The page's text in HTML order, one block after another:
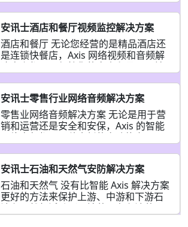
当需要快速响应时，Axis
提供智能监控。这些元素共同构成了一
个完整、经济高效且高效的安全系统，
让您可以从一个控制室监控多个站点。
重点领域 周界防护 – 你的第一道防线 实
时从几乎任何位置检测周边和空域的入
侵。使用热成像摄像机和视觉摄像机检
测、验证和识别潜在入侵者，然后使用
具有自动跟随分析功能
业房地产正在拥抱人工智能等变革性技
术， 机器学习 、物联网设备和数据分
析。这些创新影响着房地产的开发、管
理和营销方式。网络摄像机与智能分析
相结合，可用作传感器，以满足商业建
筑不断变化的需求。 重点领域 智能建筑
智能建筑将技术与数据以及现有建筑系
统相互通信的能力相结合。这种新集成
的结果是更顺畅、更同步的环境，其运
行安全性和效率更高。安讯士技术在设
计时就考虑到了这种集成，因此我们的
IP 视频和音频解决方案可以
安讯士酒店和餐厅视频监控解决方案
酒店和餐厅 无论您经营的是精品酒店还
是连锁快餐店，Axis 网络视频和音频解
决方案都可以保护您的客人和员工，并
解决方案为您提供了一个平台，让您在
酒店和餐厅中提供更好的客户体验。我
们的硬件可让您从中央枢纽隐式地覆盖
酒店的所有区域（包括内部和外部）。
借助分析的支持，您可以自动识别阻塞
的紧急出口、攻击性或可疑行为等 - 让
您采取行动，避免可能损害您声誉的安
全事件。Axis 解决方案还可以监控等待
时间、整洁度和服务标准，让您做出明
智的改变，以支持您的品牌并让客户再
次光顾。 重点领域 确保餐厅安全、安
安讯士零售行业网络音频解决方案
零售业网络音频解决方案 无论是用于营
销和运营还是安全和安保，Axis 的智能
网络音频都是一种全新的多功能交互、
在适当时间、适当地点的通信，从而为
您的业务增值。使用我们的音频管理软
件，您可以随时随地安排广告、消息和
背景音乐 - 无论您负责单个站点还是多
个站点。将您的音频与网络视频配对，
安讯士石油和天然气安防解决方案
石油和天然气 没有比智能 Axis 解决方案
更好的方法来保护上游、中游和下游石
油和天然气活动（从钻井平台和油井，
到油库和加工厂，再到管道和炼油